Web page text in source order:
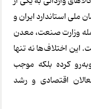
ملی استاندارد ایران و
وزارت صنعت، معدن
این اختلاف‌ها نه تنها
کرده بلکه موجب
اقتصادی و رشد